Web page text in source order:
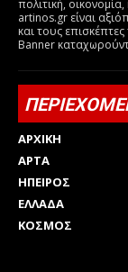
πολιτική,
artinos.gr είναι
και τους
Banner
ΑΡΧΙΚΗ
ΑΡΤΑ
ΗΠΕΙΡΟΣ
ΕΛΛΑΔΑ
ΚΟΣΜΟΣ